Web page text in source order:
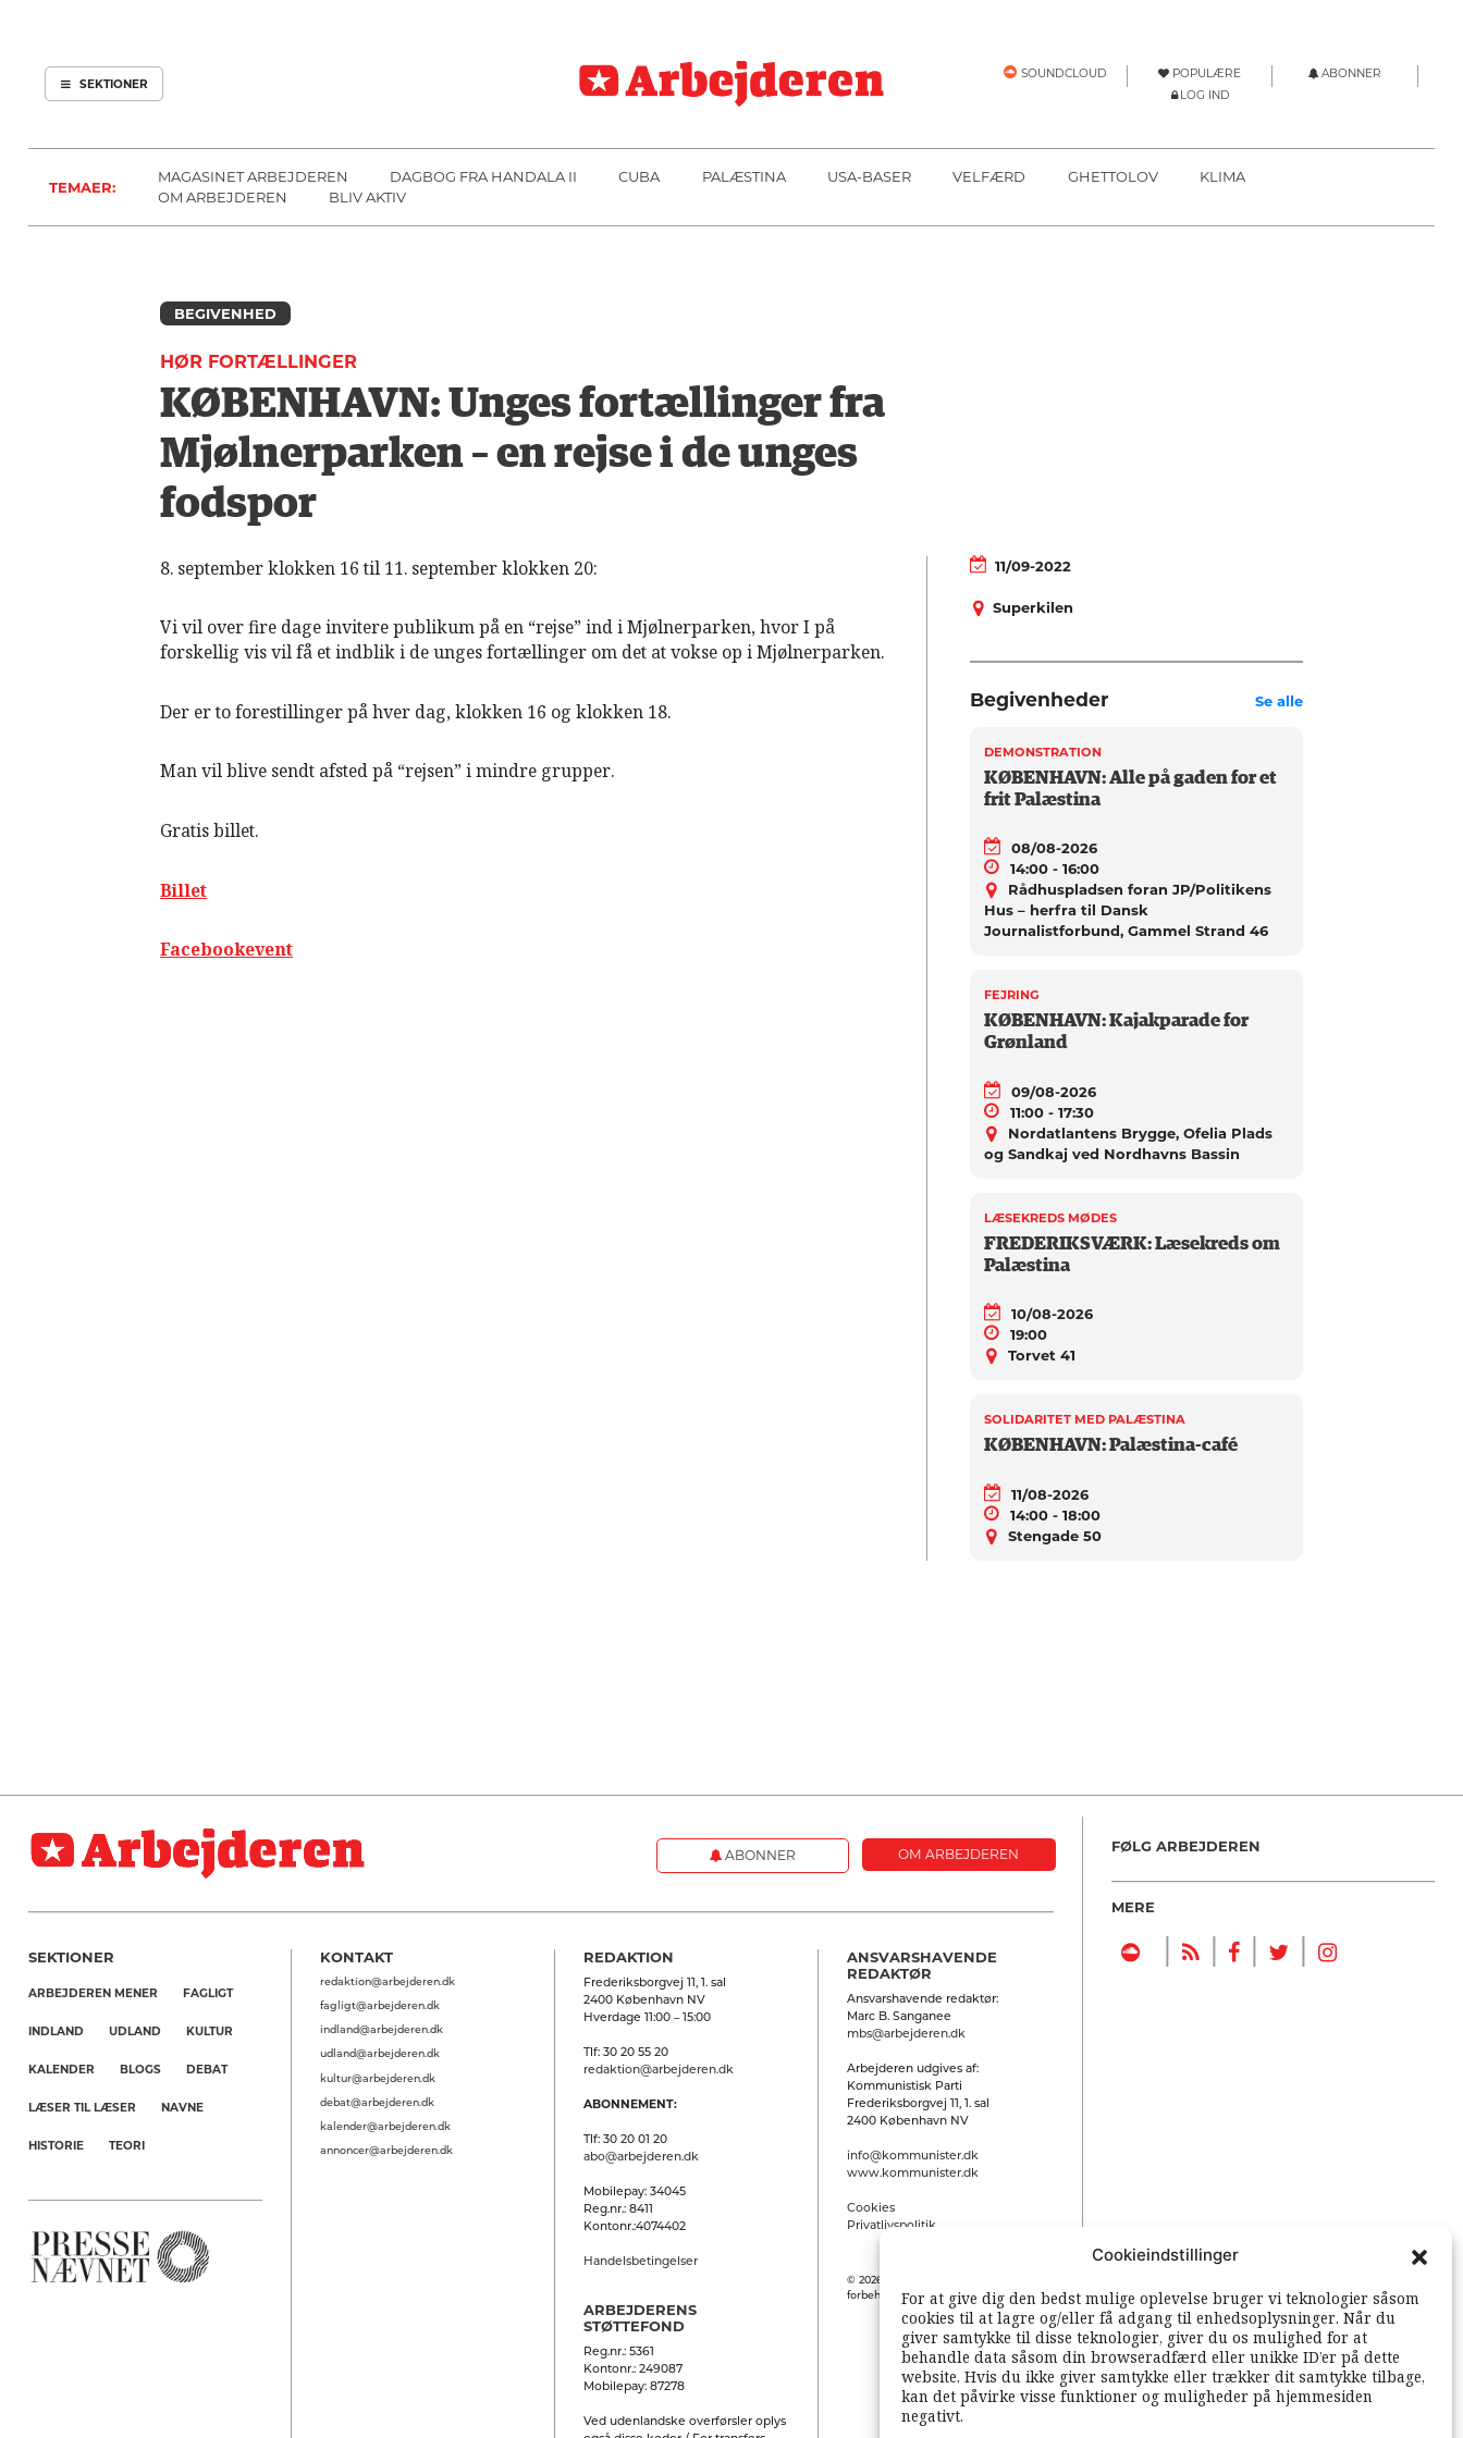
Cookieindstillinger
For at give dig den bedst mulige oplevelse bruger vi teknologier såsom
cookies til at lagre og/eller få adgang til enhedsoplysninger. Når du
giver samtykke til disse teknologier, giver du os mulighed for at
behandle data såsom din browseradfærd eller unikke ID’er på dette
website. Hvis du ikke giver samtykke eller trækker dit samtykke tilbage,
kan det påvirke visse funktioner og muligheder på hjemmesiden
negativt.
SEKTIONER
ARBEJDEREN
MENER
UDLAND
BLOGS
LÆSER
NAVNE
HISTORIE
SOUNDCLOUD
ABONNER
LOG IND
OM
SEKTIONER
SOUNDCLOUD POPULÆRE
ABONNER
LOG IND
TEMAER:
MAGASINET ARBEJDEREN DAGBOG FRA HANDALA II CUBA PALÆSTINA USA-BASER VELFÆRD GHETTOLOV
KLIMA
OM ARBEJDEREN
BLIV AKTIV
BEGIVENHED
HØR FORTÆLLINGER
KØBENHAVN: Unges fortællinger fra
Mjølnerparken – en rejse i de unges
fodspor
8. september klokken 16 til 11. september klokken 20:
Vi vil over fire dage invitere publikum på en “rejse” ind i Mjølnerparken, hvor I på
forskellig vis vil få et indblik i de unges fortællinger om det at vokse op i Mjølnerparken.
Der er to forestillinger på hver dag, klokken 16 og klokken 18.
Man vil blive sendt afsted på “rejsen” i mindre grupper.
Gratis billet.
Billet
Facebookevent
11/09-2022
Superkilen
Begivenheder Se alle
DEMONSTRATION
KØBENHAVN: Alle på gaden for et
frit Palæstina
08/08-2026
14:00 - 16:00
Rådhuspladsen foran JP/Politikens
Hus – herfra til Dansk
Journalistforbund, Gammel Strand 46
FEJRING
KØBENHAVN: Kajakparade for
Grønland
09/08-2026
11:00 - 17:30
Nordatlantens Brygge, Ofelia Plads
og Sandkaj ved Nordhavns Bassin
LÆSEKREDS MØDES
FREDERIKSVÆRK: Læsekreds om
Palæstina
10/08-2026
19:00
Torvet 41
SOLIDARITET MED PALÆSTINA
KØBENHAVN: Palæstina-café
11/08-2026
14:00 - 18:00
Stengade 50
ABONNER OM ARBEJDEREN
SEKTIONER
ARBEJDEREN MENER FAGLIGT
INDLAND UDLAND KULTUR
KALENDER BLOGS DEBAT
LÆSER TIL LÆSER NAVNE
HISTORIE TEORI
KONTAKT
redaktion@arbejderen.dk
fagligt@arbejderen.dk
indland@arbejderen.dk
udland@arbejderen.dk
kultur@arbejderen.dk
debat@arbejderen.dk
kalender@arbejderen.dk
annoncer@arbejderen.dk
REDAKTION
Frederiksborgvej 11, 1. sal
2400 København NV
Hverdage 11:00 – 15:00
Tlf: 30 20 55 20
redaktion@arbejderen.dk
ABONNEMENT:
Tlf: 30 20 01 20
abo@arbejderen.dk
Mobilepay: 34045
Reg.nr.: 8411
Kontonr.:4074402
Handelsbetingelser
ARBEJDERENS
STØTTEFOND
Reg.nr.: 5361
Kontonr.: 249087
Mobilepay: 87278
Ved udenlandske overførsler oplys
ANSVARSHAVENDE
REDAKTØR
Ansvarshavende redaktør:
Marc B. Sanganee
mbs@arbejderen.dk
Arbejderen udgives af:
Kommunistisk Parti
Frederiksborgvej 11, 1. sal
2400 København NV
info@kommunister.dk
www.kommunister.dk
Cookies
Privatlivspolitik
© 2026 Arbejderen. Alle rettigheder
forbeholdes.
FØLG ARBEJDEREN
MERE
| | | |